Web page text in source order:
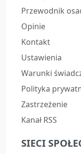
Przewodnik
Opinie
Kontakt
Ustawienia
Warunki
Polityka
Zastrzeżenie
Kanał RSS
SIECI